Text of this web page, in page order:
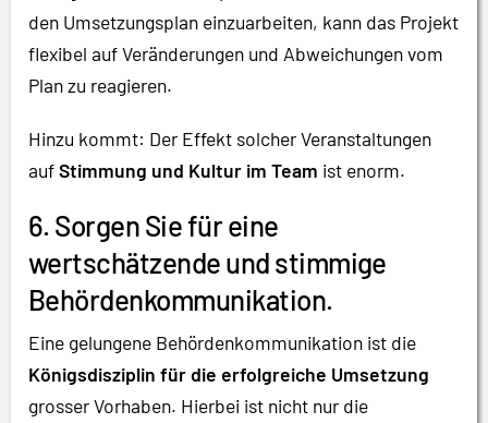
den Umsetzungsplan einzuarbeiten, kann das Projekt
flexibel auf Veränderungen und Abweichungen vom
Plan zu reagieren.
Hinzu kommt: Der Effekt solcher Veranstaltungen
aufStimmung und Kultur im Team ist enorm.
6. Sorgen Sie für eine
wertschätzende und stimmige
Behördenkommunikation.
Eine gelungene Behördenkommunikation ist die
Königsdisziplin für die erfolgreiche Umsetzung
grosser Vorhaben. Hierbei ist nicht nur die